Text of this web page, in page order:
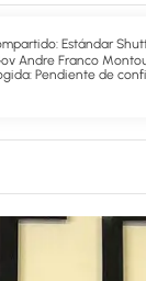
Estándar
Andre Franco
Pendiente de